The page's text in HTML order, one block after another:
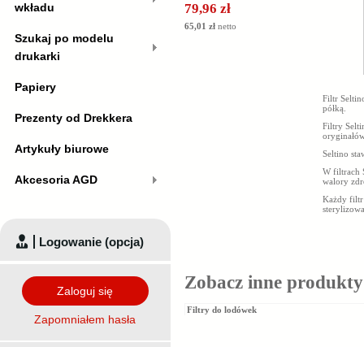
79,96 zł
65,01 zł netto
Filtr
półką.
Filtry
Seltino
W filtrach
walory
Każdy filtr
Zobacz inne
Filtry do lodówek
wkładu
Szukaj po modelu
drukarki
Papiery
Prezenty od Drekkera
Artykuły biurowe
Akcesoria AGD
Logowanie (opcja)
Zaloguj się
Zapomniałem hasła